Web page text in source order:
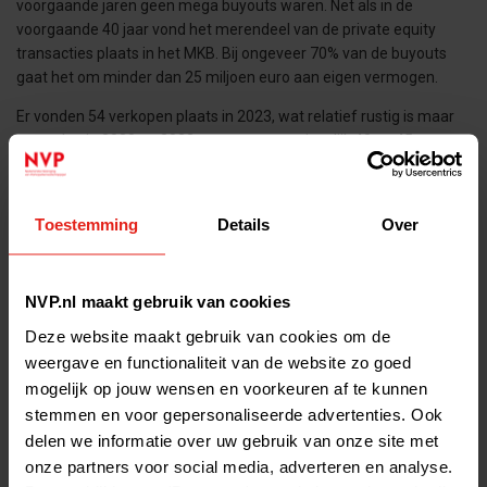
Toestemming Details Over
NVP.nl maakt gebruik van cookies
Deze website maakt gebruik van cookies om de
weergave en functionaliteit van de website zo goed
mogelijk op jouw wensen en voorkeuren af te kunnen
stemmen en voor gepersonaliseerde advertenties. Ook
delen we informatie over uw gebruik van onze site met
onze partners voor social media, adverteren en analyse.
voorgaande jaren geen mega buyouts waren. Net als in de
voorgaande 40 jaar vond het merendeel van de private equity
transacties plaats in het MKB. Bij ongeveer 70% van de buyouts
gaat het om minder dan 25 miljoen euro aan eigen vermogen.
Er vonden 54 verkopen plaats in 2023, wat relatief rustig is maar
meer dan in 2020 en 2022, toen er respectievelijk 40 en 45
verkopen plaatsvonden. Er zijn geen faillissementen
voornamelijk dankzij Waterland dat met twee fondsen 4 miljard
euro ophaalde.
Enkele opvallende investeringen waren:
CVC Capital Partners – TMF (herfinanciering)
3i Group - Action (herfinanciering)
Waterland Private Equity Investments - Van Vulpen
NPM Capital - HQ Pack